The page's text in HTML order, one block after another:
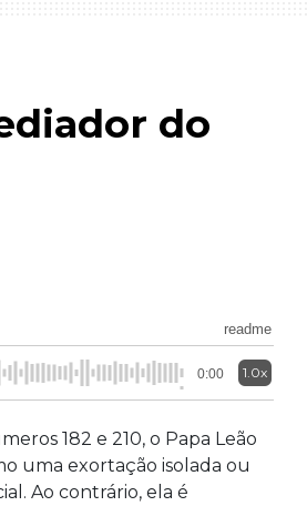
do
readme
0:00 1.0x
182 e 210, o Papa Leão
uma exortação isolada ou
Ao contrário, ela é